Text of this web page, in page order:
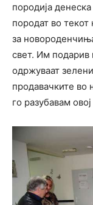
породија
породат во
за
свет. Им подарив
одржуваат
продавачките во
го разубавам